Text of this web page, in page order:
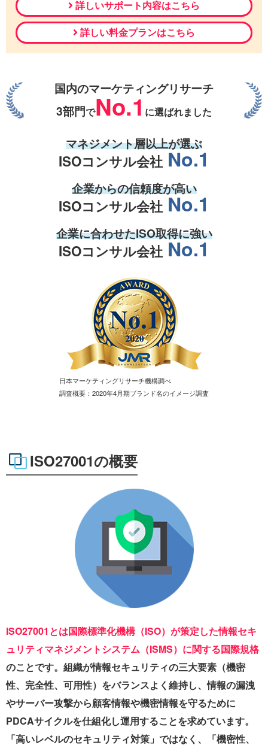
詳しいサポート内容はこちら
詳しい料金プランはこちら
国内のマーケティングリサーチ
3部門でNo.1 に選ばれました
マネジメント層以上が選ぶ
ISOコンサル会社 No.1
企業からの信頼度が高い
ISOコンサル会社 No.1
企業に合わせたISO取得に強い
ISOコンサル会社 No.1
日本マーケティングリサーチ機構調べ
調査概要：2020年4月期ブランド名のイメージ調査
ISO27001の概要
ISO27001とは国際標準化機構（ISO）が策定した情報セキ
ュリティマネジメントシステム（ISMS）に関する国際規格
のことです。組織が情報セキュリティの三大要素（機密
性、完全性、可用性）をバランスよく維持し、情報の漏洩
やサーバー攻撃から顧客情報や機密情報を守るために
PDCAサイクルを仕組化し運用することを求めています。
「高いレベルのセキュリティ対策」ではなく、「機密性、